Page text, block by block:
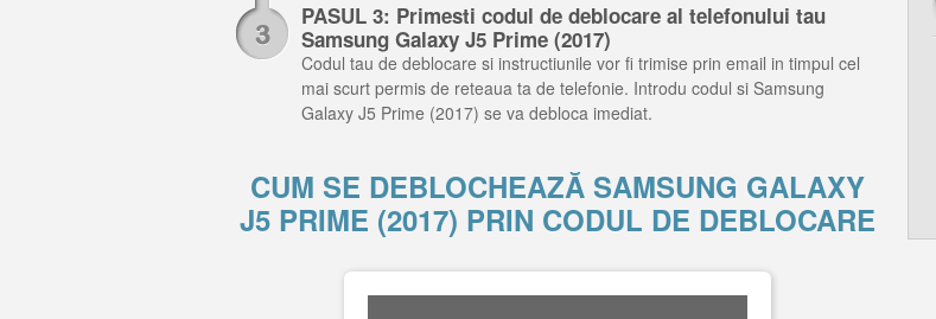
PASUL 3: Primesti codul de deblocare al telefonului tau
Samsung Galaxy J5 Prime (2017)
Codul tau de deblocare si instructiunile vor fi trimise prin email in timpul cel
mai scurt permis de reteaua ta de telefonie. Introdu codul si Samsung
Galaxy J5 Prime (2017) se va debloca imediat.
CUM SE DEBLOCHEAZĂ SAMSUNG GALAXY
J5 PRIME (2017) PRIN CODUL DE DEBLOCARE